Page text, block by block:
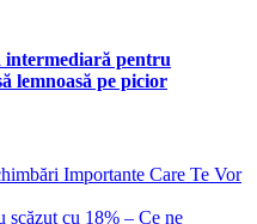
intermediară pentru
lemnoasă pe picior
Importante Care Te Vor
scăzut cu 18% – Ce ne